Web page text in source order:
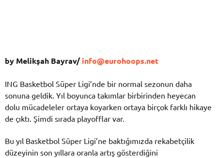
by Melikşah Bayrav/info@eurohoops.net
ING Basketbol Süper Ligi’nde bir normal sezonun daha
sonuna geldik. Yıl boyunca takımlar birbirinden heyecan
dolu mücadeleler ortaya koyarken ortaya birçok farklı hikaye
de çıktı. Şimdi sırada playofflar var.
Bu yıl Basketbol Süper Ligi’ne baktığımızda rekabetçilik
düzeyinin son yıllara oranla artış gösterdiğini